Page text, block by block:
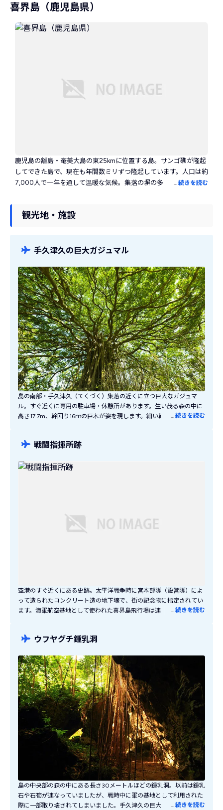
喜界島（鹿児島県）
鹿児島の離島・奄美大島の東25kmに位置する島。サンゴ礁が隆起
してできた島で、現在も年間数ミリずつ隆起しています。人口は約
7,000人で一年を通して温暖な気候。集落の塀の多くはサンゴ礁
ビから作る黒糖や焼酎。「蝶の島」としても知られ、白い羽に黒
を作り出しています。ほかの離島に比べ観光客も少なくのんびり
く、海水浴も楽しめます。
…続きを読む
観光地・施設
手久津久の巨大ガジュマル
島の南部・手久津久（てくづく）集落の近くに立つ巨大なガジュマ
ル。すぐ近くに専用の駐車場・休憩所があります。生い茂る森の中に
高さ17.7m、幹回り16ｍの巨木が姿を現します。細い幹が幾層にも重
録・小野田少尉」のロケ地にもなりました。島内屈指のパワースポッ
…続きを読む
戦闘指揮所跡
空港のすぐ近くにある史跡。太平洋戦争時に宮本部隊（設営隊）によ
って造られたコンクリート造の地下壕で、街の記念物に指定されてい
ます。海軍航空基地として使われた喜界島飛行場は連日にわたり攻撃
な場所です。空港から歩いて5分ほどのばしょにあるので喜界島に訪
…続きを読む
ウフヤグチ鍾乳洞
島の中央部の森の中にある長さ30メートルほどの鍾乳洞。以前は鍾乳
石や石筍が連なっていましたが、戦時中に軍の基地として利用された
際に一部取り壊されてしまいました。手久津久の巨大ガジュマルと同
続きを読む